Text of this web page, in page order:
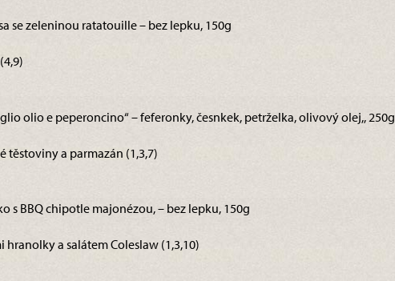
se zeleninou ratatouille – bez lepku, 150g
olio e peperoncino“ – feferonky, česnkek, petrželka, olivový olej,, 250g
těstoviny a parmazán (1,3,7)
s BBQ chipotle majonézou, – bez lepku, 150g
a salátem Coleslaw (1,3,10)